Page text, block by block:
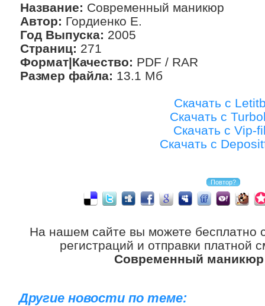
Название: Современный маникюр
Автор: Гордиенко Е.
Год Выпуска: 2005
Страниц: 271
Формат|Качество: PDF / RAR
Размер файла: 13.1 Мб
Скачать с
Скачать с
Скачать с Vip-
Скачать с
На нашем сайте вы можете бесплатно
регистраций и отправки платной
Современный маникюр
Другие новости по теме: